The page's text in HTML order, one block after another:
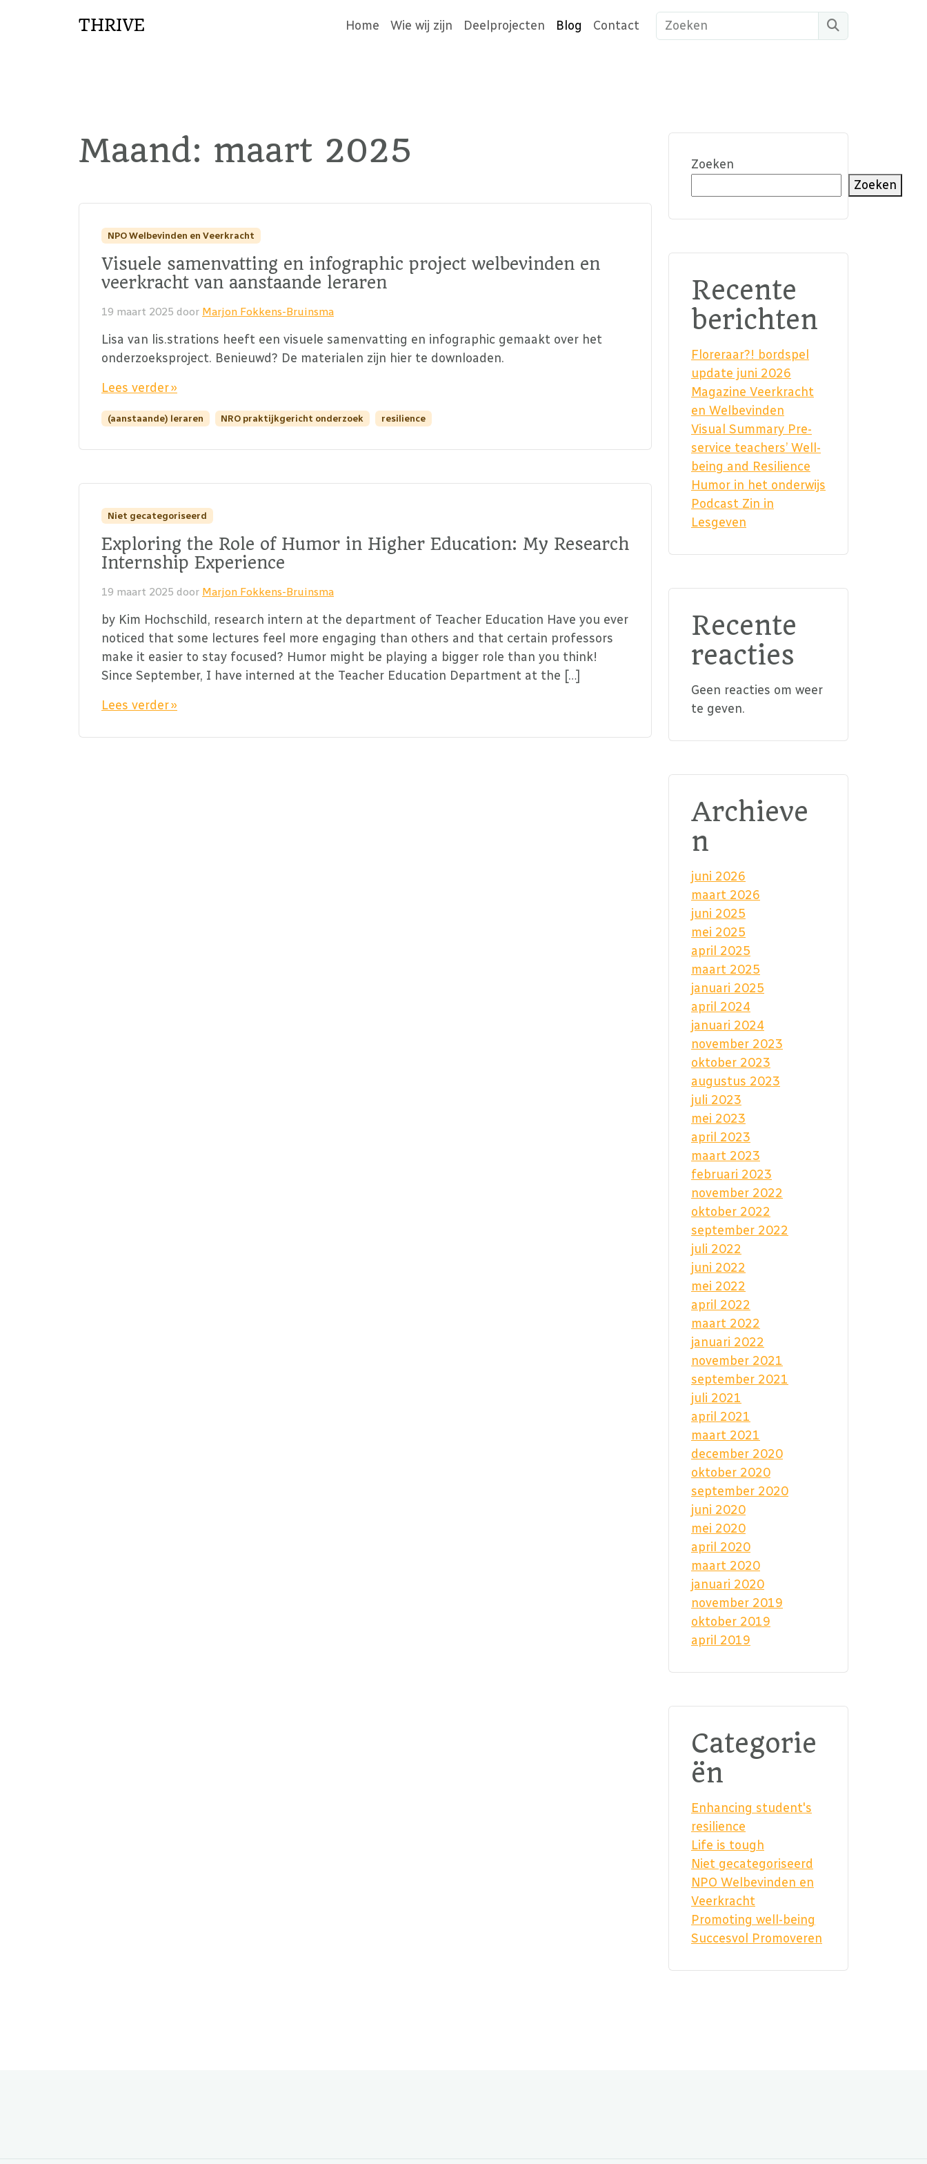
THRIVE Home Wie wij zijn Deelprojecten Blog Contact
Maand: maart 2025
NPO Welbevinden en Veerkracht
Visuele samenvatting en infographic project welbevinden en
veerkracht van aanstaande leraren
19 maart 2025 door Marjon Fokkens-Bruinsma
Lisa van lis.strations heeft een visuele samenvatting en infographic gemaakt over het
onderzoeksproject. Benieuwd? De materialen zijn hier te downloaden.
Lees verder »
(aanstaande) leraren NRO praktijkgericht onderzoek resilience
Niet gecategoriseerd
Exploring the Role of Humor in Higher Education: My Research
Internship Experience
19 maart 2025 door Marjon Fokkens-Bruinsma
by Kim Hochschild, research intern at the department of Teacher Education Have you ever
noticed that some lectures feel more engaging than others and that certain professors
make it easier to stay focused? Humor might be playing a bigger role than you think!
Since September, I have interned at the Teacher Education Department at the […]
Lees verder »
Zoeken
Zoeken
Recente
berichten
Floreraar?! bordspel
update juni 2026
Magazine Veerkracht
en Welbevinden
Visual Summary Pre-
service teachers’ Well-
being and Resilience
Humor in het onderwijs
Podcast Zin in
Lesgeven
Recente
reacties
Geen reacties om weer
te geven.
Archieve
n
juni 2026
maart 2026
juni 2025
mei 2025
april 2025
maart 2025
januari 2025
april 2024
januari 2024
november 2023
oktober 2023
augustus 2023
juli 2023
mei 2023
april 2023
maart 2023
februari 2023
november 2022
oktober 2022
september 2022
juli 2022
juni 2022
mei 2022
april 2022
maart 2022
januari 2022
november 2021
september 2021
juli 2021
april 2021
maart 2021
december 2020
oktober 2020
september 2020
juni 2020
mei 2020
april 2020
maart 2020
januari 2020
november 2019
oktober 2019
april 2019
Categorie
ën
Enhancing student's
resilience
Life is tough
Niet gecategoriseerd
NPO Welbevinden en
Veerkracht
Promoting well-being
Succesvol Promoveren